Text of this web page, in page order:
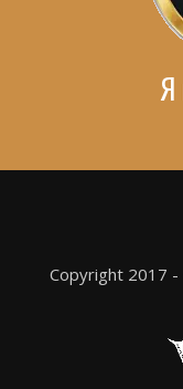
Я
Copyright 2017 -